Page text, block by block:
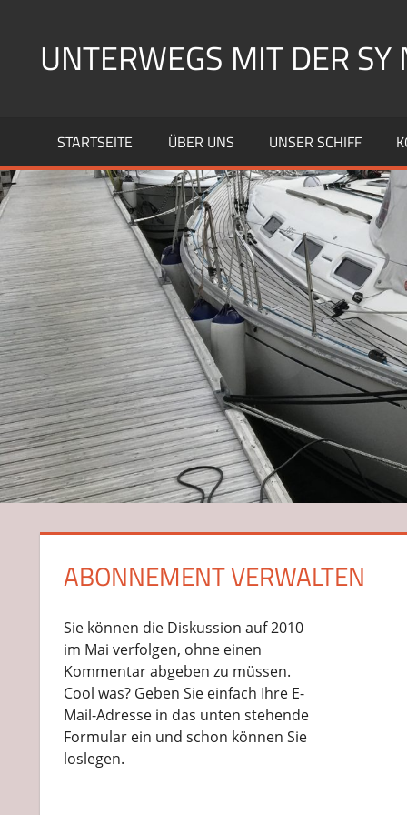
springenUNTERWEGS MIT DER SY
der
SY
Nelly
STARTSEITE ÜBER UNS UNSER SCHIFF
ABONNEMENT VERWALTEN
Sie können die Diskussion auf 2010
im Mai verfolgen, ohne einen
Kommentar abgeben zu müssen.
Cool was? Geben Sie einfach Ihre E-
Mail-Adresse in das unten stehende
Formular ein und schon können Sie
loslegen.